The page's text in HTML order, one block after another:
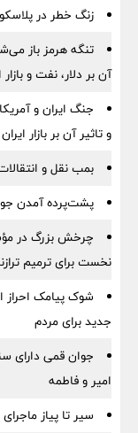
زنگ خطر در پلاسکوکار
تنگه هرمز باز
آن بر دلار، نفت و بازار
و تاثیر آن بر بازار ایران
بمب نقل‌ و
پشت‌پرده آمدن
نخست برای ترمیم
شوک پیامک احراز
جدید برای مردم
جوان قمی دارای
امیر و فاطمه
سیر تا پیاز